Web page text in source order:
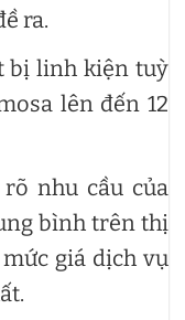
ra.
bị linh kiện tuỳ
lên đến 12
nhu cầu của
bình trên thị
giá dịch vụ